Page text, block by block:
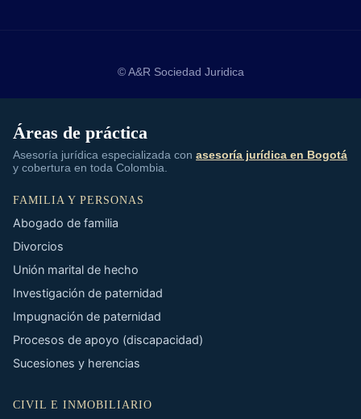
© A&R Sociedad Juridica
Áreas de práctica
Asesoría jurídica especializada con asesoría jurídica en Bogotá
y cobertura en toda Colombia.
FAMILIA Y PERSONAS
Abogado de familia
Divorcios
Unión marital de hecho
Investigación de paternidad
Impugnación de paternidad
Procesos de apoyo (discapacidad)
Sucesiones y herencias
CIVIL E INMOBILIARIO